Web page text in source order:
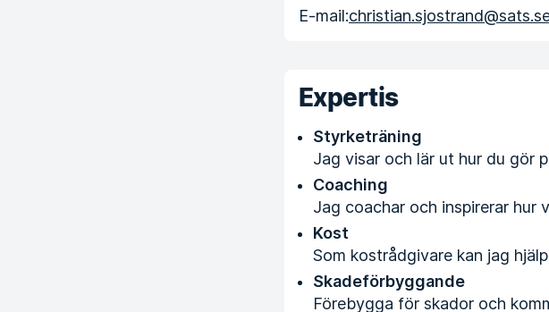
E-mail:
Expertis
Styrketräning
Jag visar och lär ut hur du gör
Coaching
Jag coachar och inspirerar hur
Kost
Som kostrådgivare kan jag
Skadeförbyggande
Förebygga för skador och